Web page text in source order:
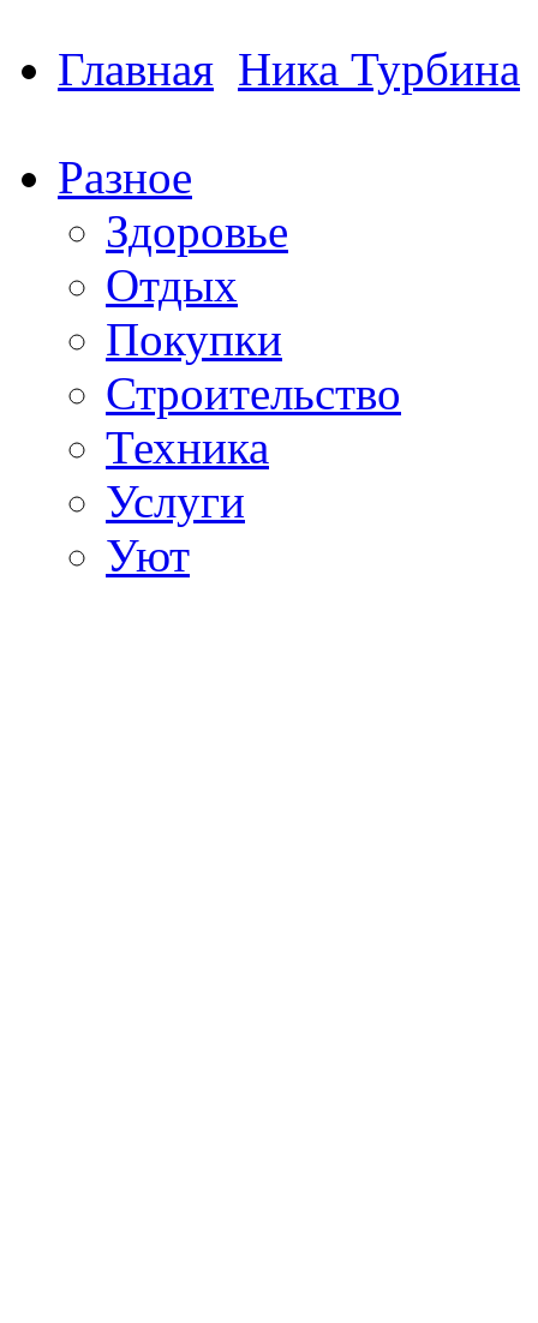
Главная Ника Турбина
Разное
Здоровье
Отдых
Покупки
Строительство
Техника
Услуги
Уют